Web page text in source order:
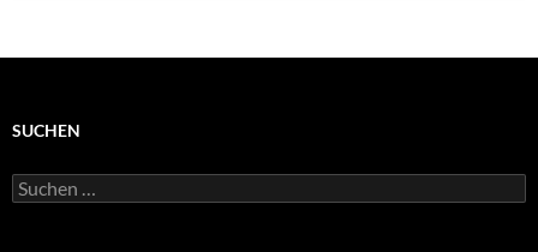
SUCHEN
Suchen
nach: